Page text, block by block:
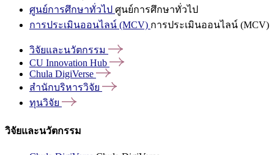
ศูนย์การศึกษาทั่วไป ศูนย์การศึกษาทั่วไป
การประเมินออนไลน์ (MCV) การประเมินออนไลน์ (MCV)
วิจัยและนวัตกรรม
CU Innovation Hub
Chula DigiVerse
สำนักบริหารวิจัย
ทุนวิจัย
วิจัยและนวัตกรรม